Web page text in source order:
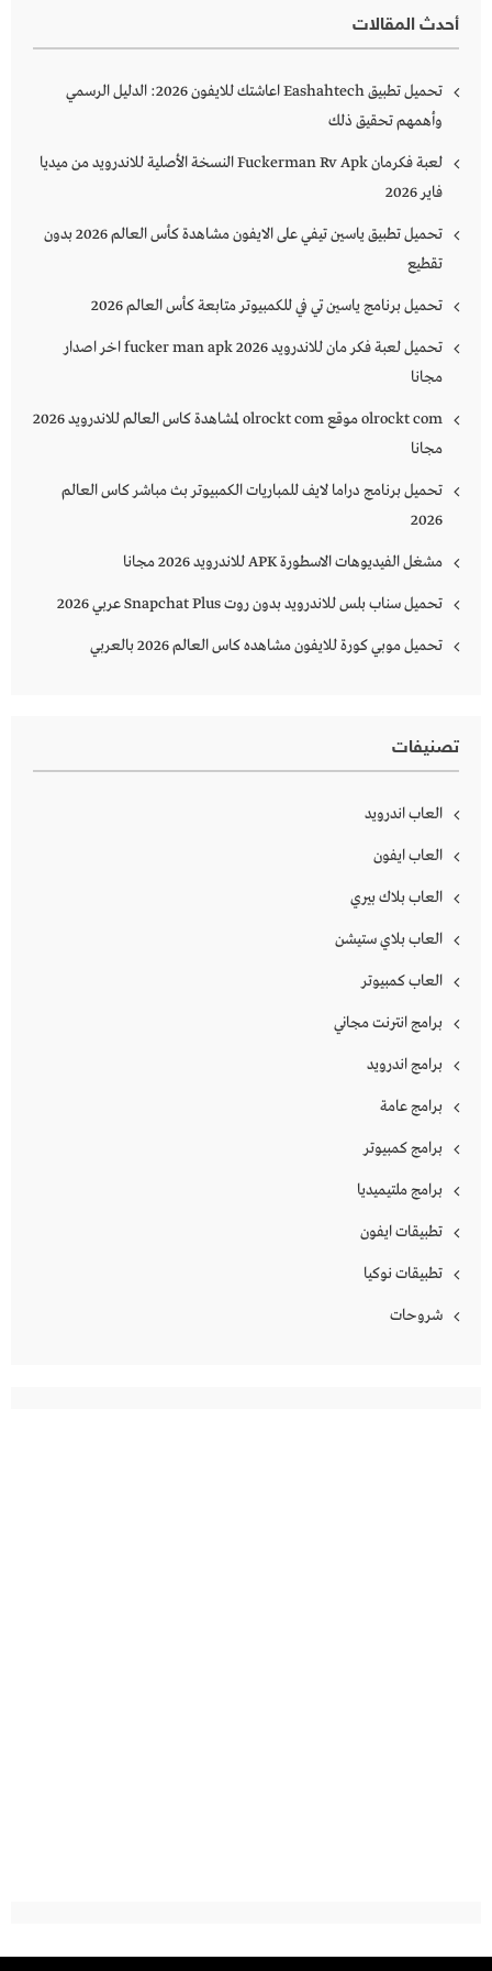
أحدث المقالات
تحميل تطبيق Eashahtech اعاشتك للايفون 2026: الدليل الرسمي
وأهمهم تحقيق ذلك
لعبة فكرمان Fuckerman Rv Apk النسخة الأصلية للاندرويد من ميديا
فاير 2026
تحميل تطبيق ياسين تيفي على الايفون مشاهدة كأس العالم 2026 بدون
تقطيع
تحميل برنامج ياسين تي في للكمبيوتر متابعة كأس العالم 2026
تحميل لعبة فكر مان للاندرويد 2026 fucker man apk اخر اصدار
مجانا
olrockt com موقع olrockt com لمشاهدة كاس العالم للاندرويد 2026
مجانا
تحميل برنامج دراما لايف للمباريات الكمبيوتر بث مباشر كاس العالم
2026
مشغل الفيديوهات الاسطورة APK للاندرويد 2026 مجانا
تحميل سناب بلس للاندرويد بدون روت Snapchat Plus‏ عربي 2026
تحميل موبي كورة للايفون مشاهده كاس العالم 2026 بالعربي
تصنيفات
العاب اندرويد
العاب ايفون
العاب بلاك بيري
العاب بلاي ستيشن
العاب كمبيوتر
برامج انترنت مجاني
برامج اندرويد
برامج عامة
برامج كمبيوتر
برامج ملتيميديا
تطبيقات ايفون
تطبيقات نوكيا
شروحات